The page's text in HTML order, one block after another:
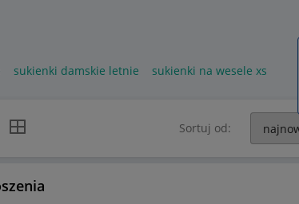
sukienki damskie letnie sukienki na wesele xs
listy
Widok siatki Sortuj od: